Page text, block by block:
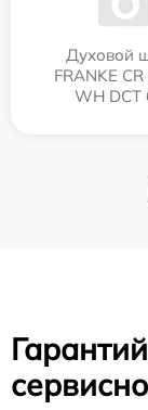
Духовой
FRANKE
WH DCT